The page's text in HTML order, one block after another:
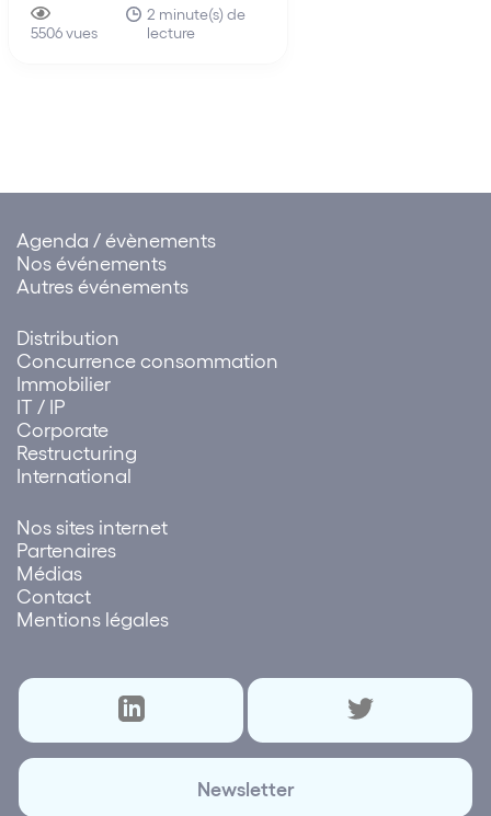
membres d’un même réseau
de distribution La faute tirée
5506 vues
2 minute(s) de
lecture
Agenda / évènements
Nos événements
Autres événements
Distribution
Concurrence consommation
Immobilier
IT / IP
Corporate
Restructuring
International
Nos sites internet
Partenaires
Médias
Contact
Mentions légales
Newsletter